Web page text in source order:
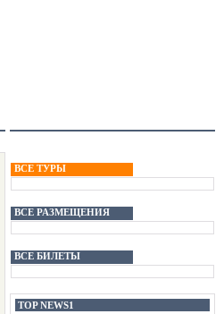
ВСЕ ТУРЫ
ВСЕ РАЗМЕЩЕНИЯ
ВСЕ БИЛЕТЫ
TOP NEWS1